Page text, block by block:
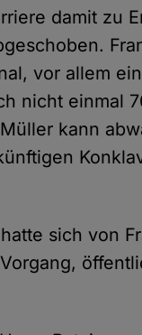
damit zu
vor allem
nicht einmal
kann
sich von